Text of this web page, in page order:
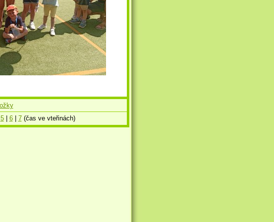
5| 6| 7(čas ve vteřinách)